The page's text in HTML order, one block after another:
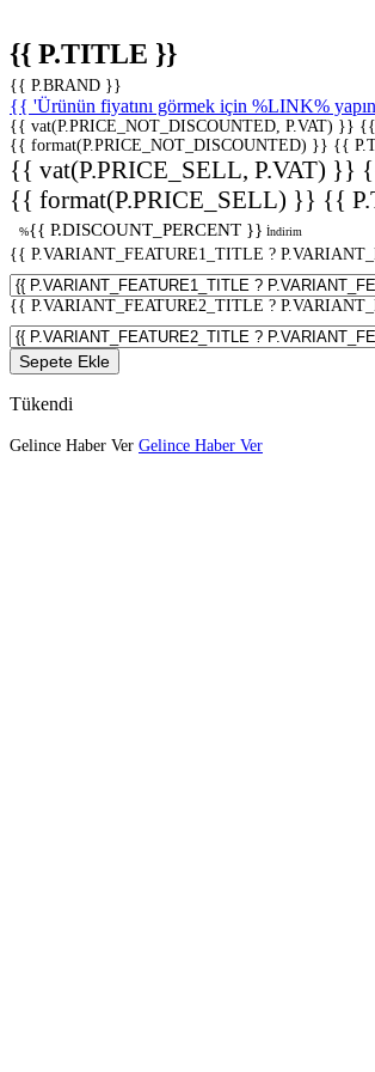
{{ P.TITLE }}
{{ P.BRAND }}
{{ 'Ürünün fiyatını görmek için %LINK%
{{ vat(P.PRICE_NOT_DISCOUNTED, P.VAT) }} {{
{{ format(P.PRICE_NOT_DISCOUNTED) }} {{
{{ vat(P.PRICE_SELL, P.VAT) }}
{{ format(P.PRICE_SELL) }} {{
%{{ P.DISCOUNT_PERCENT }} İndirim
{{ P.VARIANT_FEATURE1_TITLE ?
{{ P.VARIANT_FEATURE2_TITLE ?
Sepete Ekle
Tükendi
Gelince Haber Ver Gelince Haber Ver